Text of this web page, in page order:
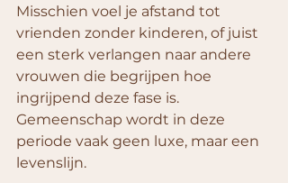
Misschien voel je afstand tot
vrienden zonder kinderen, of juist
een sterk verlangen naar andere
vrouwen die begrijpen hoe
ingrijpend deze fase is.
Gemeenschap wordt in deze
periode vaak geen luxe, maar een
levenslijn.